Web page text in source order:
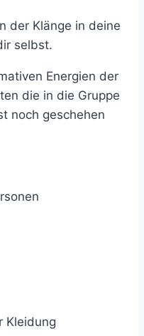
der Klänge in deine
selbst.
Energien der
die in die Gruppe
noch geschehen
Kleidung